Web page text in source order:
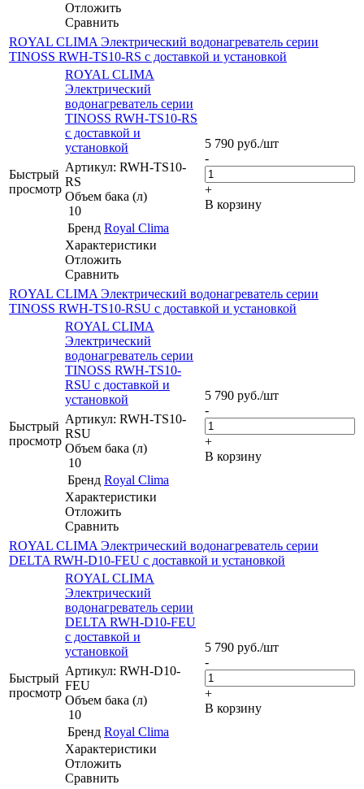
Отложить
Сравнить
ROYAL CLIMA Электрический водонагреватель cерии
TINOSS RWH-TS10-RS с доставкой и установкой
Быстрый
просмотр
ROYAL CLIMA
Электрический
водонагреватель cерии
TINOSS RWH-TS10-RS
с доставкой и
установкой
Артикул: RWH-TS10-
RS
Объем бака (л)
10
Бренд Royal Clima
Характеристики
Отложить
Сравнить
5 790 руб./шт
-
+
В корзину
ROYAL CLIMA Электрический водонагреватель cерии
TINOSS RWH-TS10-RSU с доставкой и установкой
Быстрый
просмотр
ROYAL CLIMA
Электрический
водонагреватель cерии
TINOSS RWH-TS10-
RSU с доставкой и
установкой
Артикул: RWH-TS10-
RSU
Объем бака (л)
10
Бренд Royal Clima
Характеристики
Отложить
Сравнить
5 790 руб./шт
-
+
В корзину
ROYAL CLIMA Электрический водонагреватель серии
DELTA RWH-D10-FEU с доставкой и установкой
Быстрый
просмотр
ROYAL CLIMA
Электрический
водонагреватель серии
DELTA RWH-D10-FEU
с доставкой и
установкой
Артикул: RWH-D10-
FEU
Объем бака (л)
10
Бренд Royal Clima
Характеристики
Отложить
Сравнить
5 790 руб./шт
-
+
В корзину